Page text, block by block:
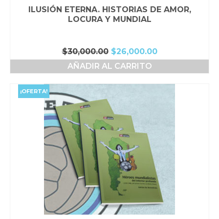
ILUSIÓN ETERNA. HISTORIAS DE AMOR,
LOCURA Y MUNDIAL
$30,000.00 El
precio
original
$26,000.00El
precio
AÑADIR AL CARRITO
¡OFERTA!